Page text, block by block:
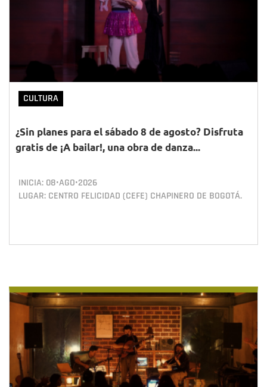
CULTURA
¿Sin planes para el sábado 8 de agosto? Disfruta
gratis de ¡A bailar!, una obra de danza...
INICIA: 08•AGO•2026
LUGAR: CENTRO FELICIDAD (CEFE) CHAPINERO DE BOGOTÁ.